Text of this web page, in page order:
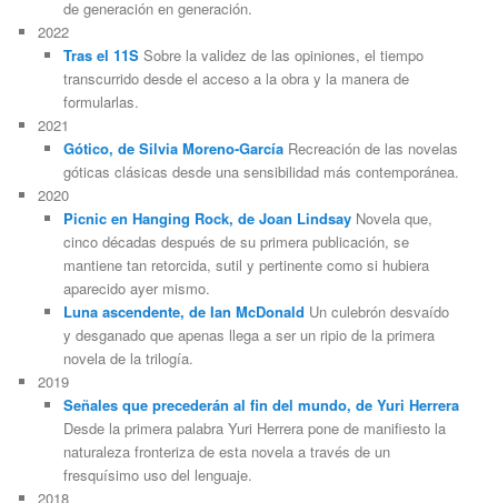
de generación en generación.
2022
Tras el 11SSobre la validez de las opiniones, el tiempo
transcurrido desde el acceso a la obra y la manera de
formularlas.
2021
Gótico, de Silvia Moreno-GarcíaRecreación de las novelas
góticas clásicas desde una sensibilidad más contemporánea.
2020
Picnic en Hanging Rock, de Joan LindsayNovela que,
cinco décadas después de su primera publicación, se
mantiene tan retorcida, sutil y pertinente como si hubiera
aparecido ayer mismo.
Luna ascendente, de Ian McDonald Un culebrón desvaído
y desganado que apenas llega a ser un ripio de la primera
novela de la trilogía.
2019
Señales que precederán al fin del mundo, de Yuri Herrera
Desde la primera palabra Yuri Herrera pone de manifiesto la
naturaleza fronteriza de esta novela a través de un
fresquísimo uso del lenguaje.
2018